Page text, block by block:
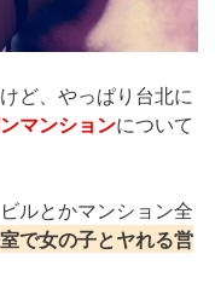
ど、やっぱり台北に
マンションについて
ルとかマンション全
で女の子とヤれる営